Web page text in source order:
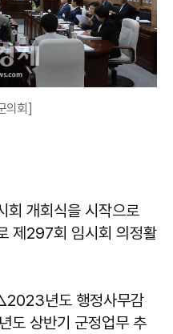
의회]
회 개회식을 시작으로
제297회 임시회 의정활
년도 행정사무감
상반기 군정업무 추